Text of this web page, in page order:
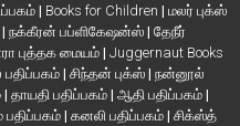
| Books for Children | மலர் புக்ஸ்
| நக்கீரன் பப்ளிகேஷன்ஸ் | தேநீர்
புத்தக மையம் | Juggernaut Books
| சிந்தன் புக்ஸ் | நன்னூல்
| தாயதி பதிப்பகம் | ஆதி பதிப்பகம் |
பதிப்பகம் | கனலி பதிப்பகம் | சிக்ஸ்த்